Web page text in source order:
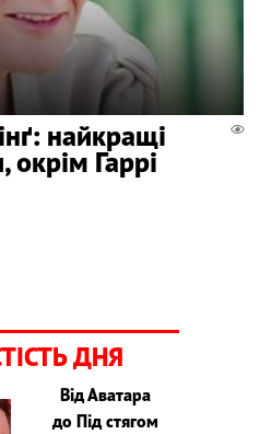
найкращі
Гаррі
ДНЯ
Від Аватара
до Під стягом